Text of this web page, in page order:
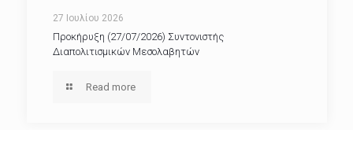
27 Ιουλίου 2026
Προκήρυξη (27/07/2026) Συντονιστής
Διαπολιτισμικών Μεσολαβητών
Read more